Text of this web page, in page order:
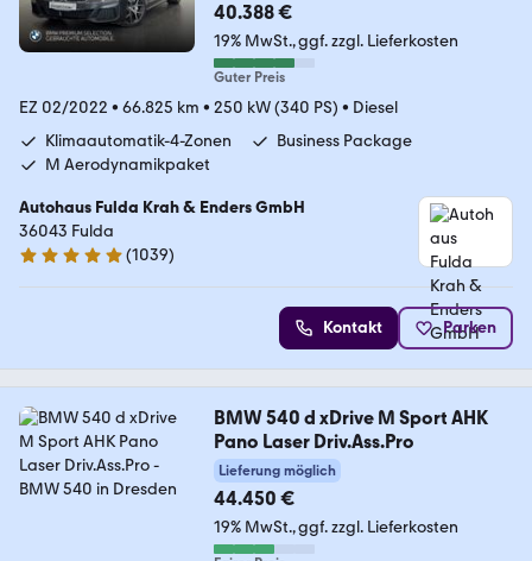
40.388 €
19% MwSt. ggf. zzgl. Lieferkosten
Guter Preis
EZ 02/2022 • 66.825 km • 250 kW (340 PS) • Diesel
Klimaautomatik-4-Zonen
Business Package
M Aerodynamikpaket
Autohaus Fulda Krah & Enders GmbH
36043 Fulda
4.9 Sterne
(1039)
Kontakt Parken
BMW 540 d xDrive M Sport AHK
Pano Laser Driv.Ass.Pro
Lieferung möglich
44.450 €
19% MwSt. ggf. zzgl. Lieferkosten